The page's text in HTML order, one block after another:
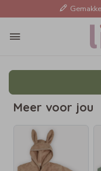
Meer voor jou